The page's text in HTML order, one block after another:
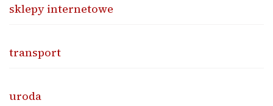
sklepy internetowe
transport
uroda